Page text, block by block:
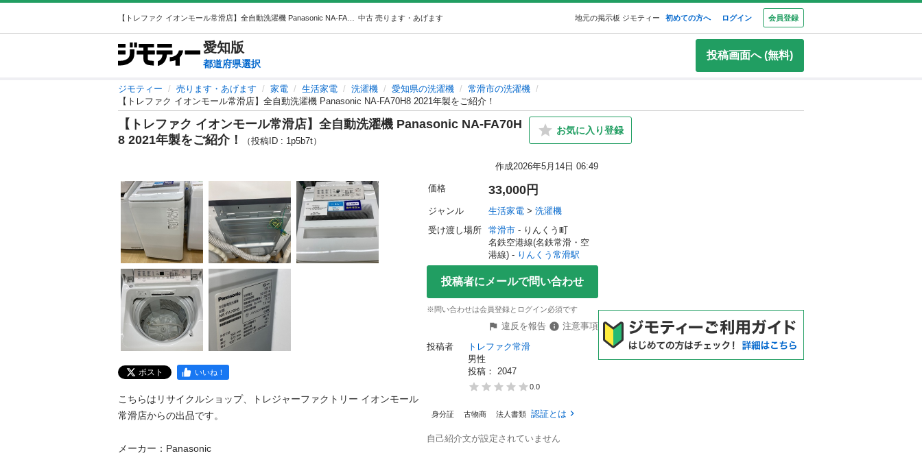
中古 売ります・あげます 地元の掲示板 ジモティー 初めての方へ ログイン 会員登録
愛知版
都道府県選択
投稿画面へ (無料)
ジモティー 売ります・あげます 家電 生活家電 洗濯機 愛知県の洗濯機
常滑市の洗濯機
【トレファク イオンモール常滑店】全自動洗濯機 Panasonic NA-FA70H8 2021年製をご紹介！
【トレファク イオンモール常滑店】全自動洗濯機 Panasonic NA-FA70H
8 2021年製をご紹介！
（投稿ID : 1p5b7t）
お気に入り登録
作成2026年5月14日 06:49
ポスト いいね！
こちらはリサイクルショップ、トレジャーファクトリー イオンモール
常滑店からの出品です。
メーカー：Panasonic
価格 33,000円
ジャンル 生活家電 > 洗濯機
受け渡し場所
常滑市 - りんくう町
名鉄空港線(名鉄常滑・空
港線) - りんくう常滑駅
投稿者にメールで問い合わせ
※問い合わせは会員登録とログイン必須です
違反を報告
注意事項
投稿者
トレファク常滑
男性
投稿： 2047
0.0
身分証 古物商 法人書類 認証とは
自己紹介文が設定されていません